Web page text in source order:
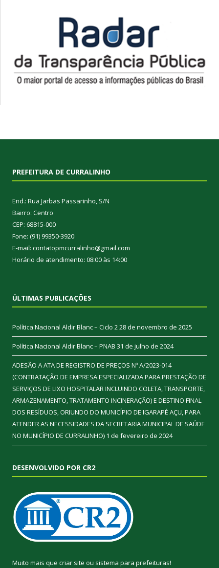
PREFEITURA DE CURRALINHO
End.: Rua Jarbas Passarinho, S/N
Bairro: Centro
CEP: 68815-000
Fone: (91) 99350-3920
E-mail: contatopmcurralinho@gmail.com
Horário de atendimento: 08:00 às 14:00
ÚLTIMAS PUBLICAÇÕES
Política Nacional Aldir Blanc – Ciclo 228 de novembro de 2025
Política Nacional Aldir Blanc – PNAB 31 de julho de 2024
ADESÃO A ATA DE REGISTRO DE PREÇOS Nº A/2023-014
(CONTRATAÇÃO DE EMPRESA ESPECIALIZADA PARA PRESTAÇÃO DE
SERVIÇOS DE LIXO HOSPITALAR INCLUINDO COLETA, TRANSPORTE,
ARMAZENAMENTO, TRATAMENTO INCINERAÇÃO) E DESTINO FINAL
DOS RESÍDUOS, ORIUNDO DO MUNICÍPIO DE IGARAPÉ AÇU, PARA
ATENDER AS NECESSIDADES DA SECRETARIA MUNICIPAL DE SAÚDE
NO MUNICÍPIO DE CURRALINHO) 1 de fevereiro de 2024
DESENVOLVIDO POR CR2
Muito mais que criar site ou sistema para prefeituras!